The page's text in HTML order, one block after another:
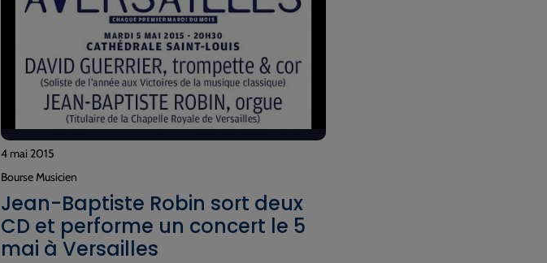
4 mai 2015
Bourse Musicien
Jean-Baptiste Robin sort deux
CD et performe un concert le 5
mai à Versailles